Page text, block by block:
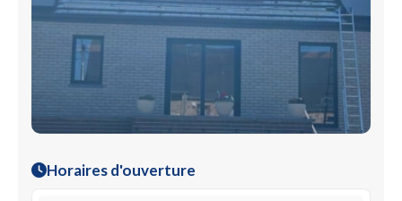
Horaires d'ouverture